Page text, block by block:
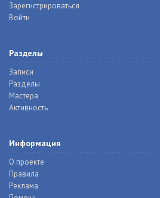
Зарегистрироваться
Войти
Разделы
Записи
Разделы
Мастера
Активность
Информация
О проекте
Правила
Реклама